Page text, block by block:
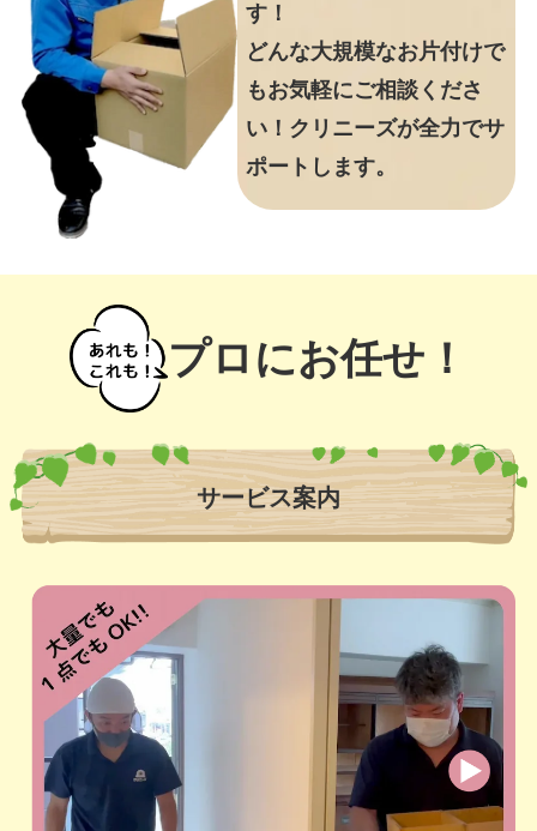
す！
どんな大規模なお片付けで
もお気軽にご相談くださ
い！クリニーズが全力でサ
ポートします。
プロにお任せ！
サービス案内